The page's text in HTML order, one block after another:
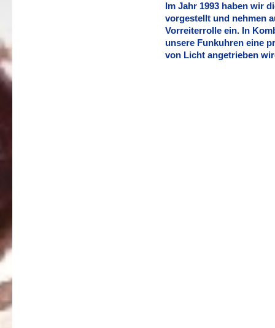
Im Jahr 1993 haben wir
vorgestellt und nehmen
Vorreiterrolle ein. In
unsere Funkuhren eine
von Licht angetrieben